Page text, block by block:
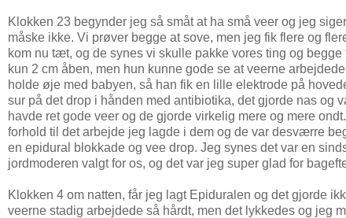
Klokken 23 begynder jeg så småt at ha små veer og jeg
måske ikke. Vi prøver begge at sove, men jeg fik flere og
kom nu tæt, og de synes vi skulle pakke vores ting og
kun 2 cm åben, men hun kunne gode se at veerne
holde øje med babyen, så han fik en lille elektrode på
sur på det drop i hånden med antibiotika, det gjorde nas og
havde ret gode veer og de gjorde virkelig mere og mere
forhold til det arbejde jeg lagde i dem og de var desværre
en epidural blokkade og vee drop. Jeg synes det var en
jordmoderen valgt for os, og det var jeg super glad for
Klokken 4 om natten, får jeg lagt Epiduralen og det gjorde
veerne stadig arbejdede så hårdt, men det lykkedes og jeg